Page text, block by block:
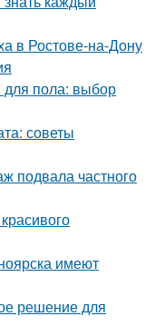
в Ростове-на-Дону
для пола: выбор
советы
подвала частного
имеют
решение для